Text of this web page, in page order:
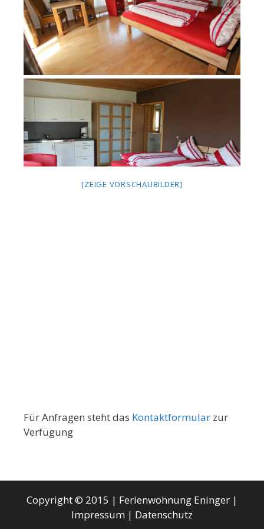
[ZEIGE VORSCHAUBILDER]
Für Anfragen steht das Kontaktformular zur
Verfügung
Copyright © 2015 | Ferienwohnung Eninger |
Impressum | Datenschutz